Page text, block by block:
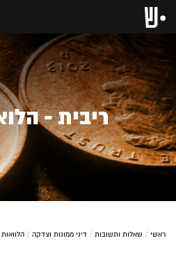
ריבית -
ראשי / שאלות ותשובות / דיני ממונות וצדקה / הלוואות